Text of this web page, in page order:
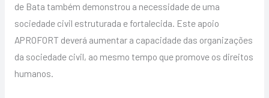
de Bata também demonstrou a necessidade de uma
sociedade civil estruturada e fortalecida. Este apoio
APROFORT deverá aumentar a capacidade das organizações
da sociedade civil, ao mesmo tempo que promove os direitos
humanos.